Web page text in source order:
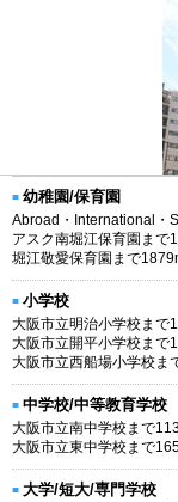
幼稚園/保育園
Abroad・International・
アスク南堀江保育園まで
堀江敬愛保育園まで
小学校
大阪市立明治小学校まで
大阪市立開平小学校まで
大阪市立西船場小学校ま
中学校/中等教育学校
大阪市立南中学校まで
大阪市立東中学校まで
大学/短大/専門学校